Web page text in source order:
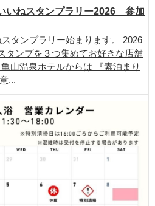
いねスタンプラリー2026 参加
タンプラリー始まります。 2026
タンプを３つ集めてお好きな店舗
山温泉ホテルからは 『素泊まり
...